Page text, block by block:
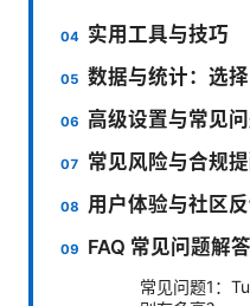
实用工具与技巧
数据与统计：选
高级设置与常见
常见风险与合规
用户体验与社区
FAQ 常见问题解答
常见问题1：